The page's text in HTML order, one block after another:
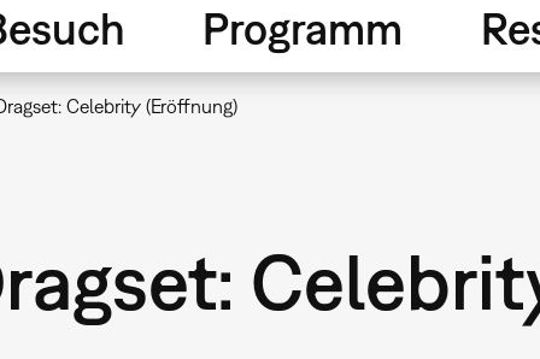
Programm
Celebrity (Eröffnung)